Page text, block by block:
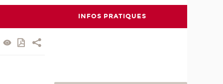
INFOS PRATIQUES